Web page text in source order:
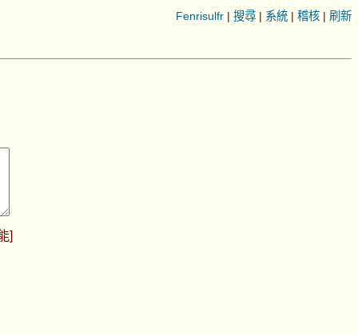
Fenrisulfr | 搜尋 | 系統 | 稽核 | 刷新
]